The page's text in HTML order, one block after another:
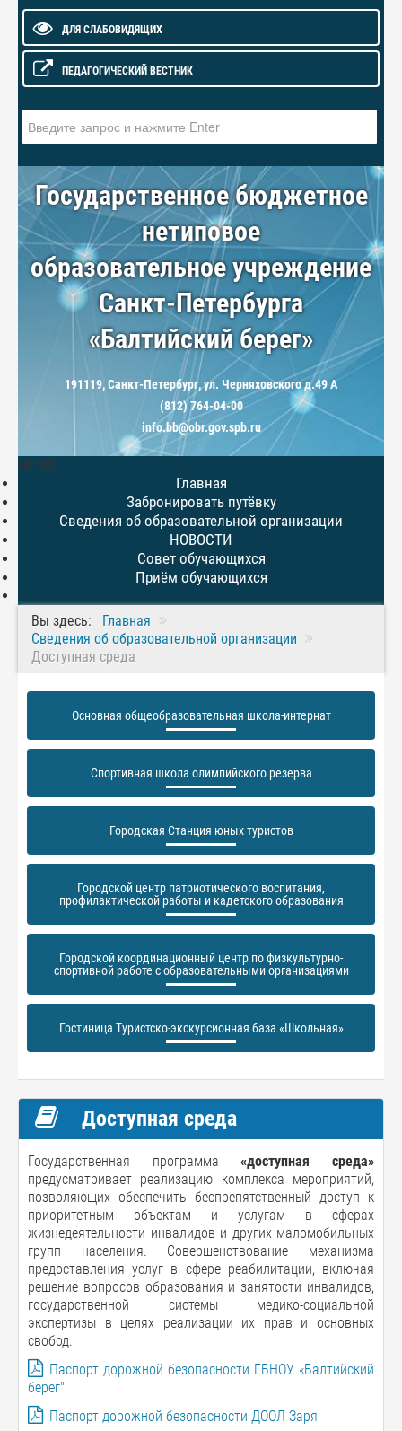
ДЛЯ СЛАБОВИДЯЩИХ
ПЕДАГОГИЧЕСКИЙ ВЕСТНИК
Государственное бюджетное
нетиповое
образовательное учреждение
Санкт-Петербурга
«Балтийский берег»
191119, Санкт-Петербург, ул. Черняховского д.49 А
(812) 764-04-00
info.bb@obr.gov.spb.ru
МЕНЮ
Главная
Забронировать путёвку
Сведения об образовательной организации
НОВОСТИ
Совет обучающихся
Приём обучающихся
Вы здесь:
Главная
Сведения об образовательной организации
Доступная среда
Основная общеобразовательная школа-интернат
Спортивная школа олимпийского резерва
Городская Станция юных туристов
Городской центр патриотического воспитания,
профилактической работы и кадетского образования
Городской координационный центр по физкультурно-
спортивной работе с образовательными организациями
Гостиница Туристско-экскурсионная база «Школьная»
Доступная среда
Государственная программа«доступная среда»
предусматривает реализацию комплекса мероприятий,
позволяющих обеспечить беспрепятственный доступ к
приоритетным объектам и услугам в сферах
жизнедеятельности инвалидов и других маломобильных
групп населения. Совершенствование механизма
предоставления услуг в сфере реабилитации, включая
решение вопросов образования и занятости инвалидов,
государственной системы медико-социальной
экспертизы в целях реализации их прав и основных
свобод.
Паспорт дорожной безопасности ГБНОУ «Балтийский
берег"
Паспорт дорожной безопасности ДООЛ Заря